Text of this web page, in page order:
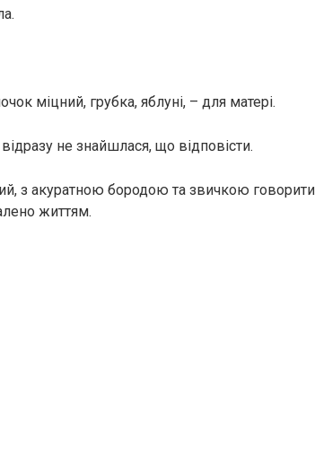
міцний, грубка, яблуні, – для матері.
не знайшлася, що відповісти.
з акуратною бородою та звичкою говорити
життям.